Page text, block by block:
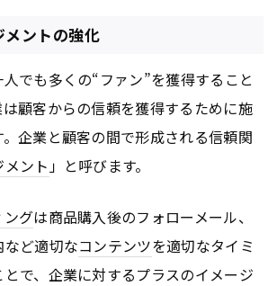
ントの強化
でも多くの“ファン”を獲得すること
顧客からの信頼を獲得するために施
企業と顧客の間で形成される信頼関
ント 」と呼びます。
ングは商品購入後のフォローメール、
ど適切なコンテンツを適切なタイミ
で、企業に対するプラスのイメージ